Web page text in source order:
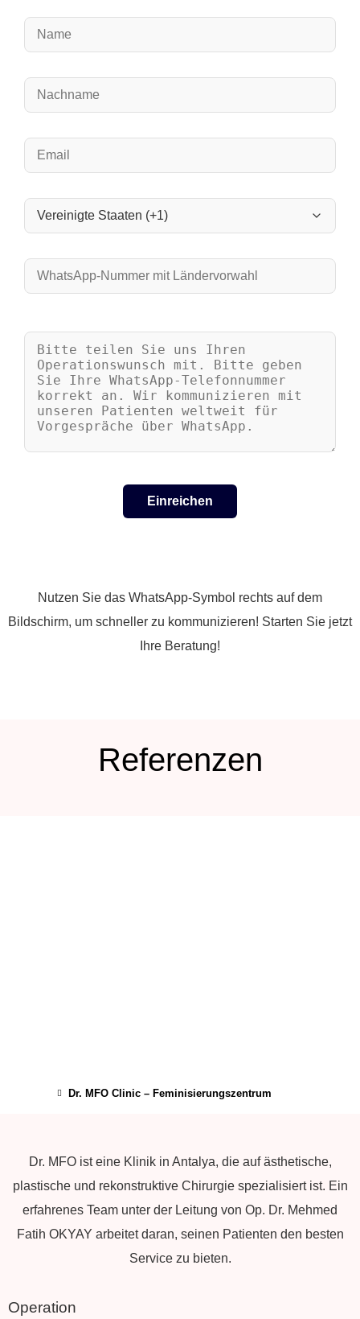
Nutzen Sie das WhatsApp-Symbol rechts auf dem
Bildschirm, um schneller zu kommunizieren! Starten Sie jetzt
Ihre Beratung!
Referenzen
Dr. MFO Clinic – Feminisierungszentrum
Dr. MFO ist eine Klinik in Antalya, die auf ästhetische,
plastische und rekonstruktive Chirurgie spezialisiert ist. Ein
erfahrenes Team unter der Leitung von Op. Dr. Mehmed
Fatih OKYAY arbeitet daran, seinen Patienten den besten
Service zu bieten.
Operation